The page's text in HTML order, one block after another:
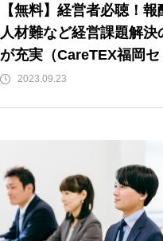
【無料】経営者必聴！報
人材難など経営課題解決
が充実（CareTEX福岡セ
2023.09.23